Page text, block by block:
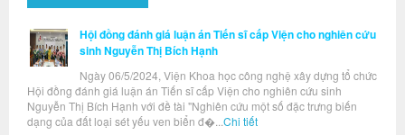
Hội đồng đánh giá luận án Tiến sĩ cấp Viện cho nghiên cứu
sinh Nguyễn Thị Bích Hạnh
Ngày 06/5/2024, Viện Khoa học công nghệ xây dựng tổ chức
Hội đồng đánh giá luận án Tiến sĩ cấp Viện cho nghiên cứu sinh
Nguyễn Thị Bích Hạnh với đề tài "Nghiên cứu một số đặc trưng biến
dạng của đất loại sét yếu ven biển đ�... Chi tiết